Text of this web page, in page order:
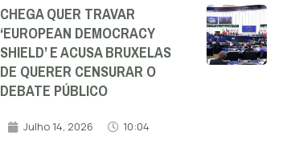
CHEGA QUER TRAVAR
‘EUROPEAN DEMOCRACY
SHIELD’ E ACUSA BRUXELAS
DE QUERER CENSURAR O
DEBATE PÚBLICO
Julho 14, 2026 10:04